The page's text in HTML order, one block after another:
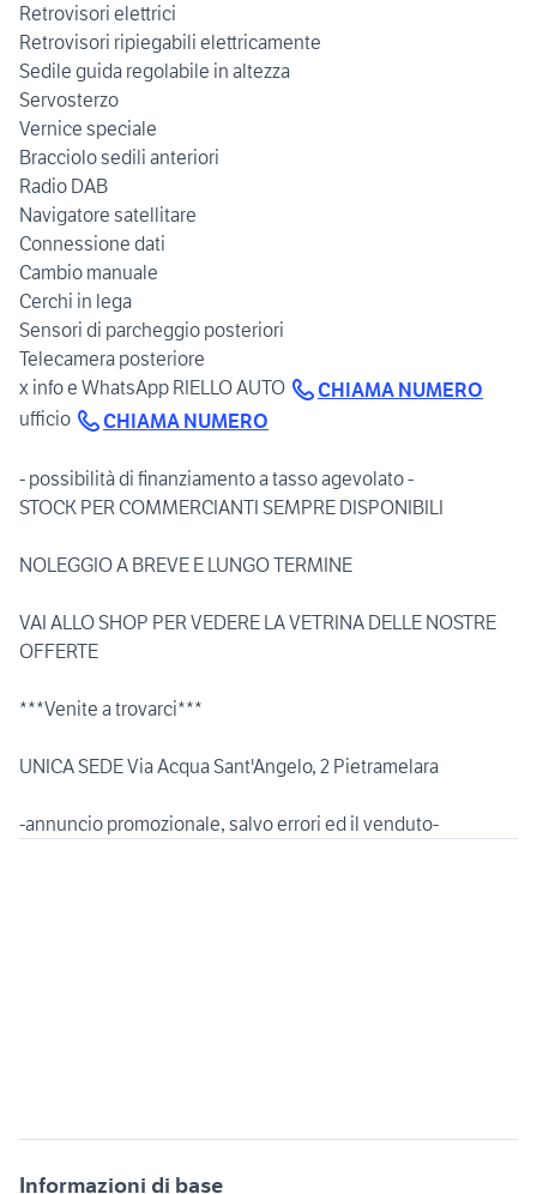
Retrovisori elettrici
Retrovisori ripiegabili elettricamente
Sedile guida regolabile in altezza
Servosterzo
Vernice speciale
Bracciolo sedili anteriori
Radio DAB
Navigatore satellitare
Connessione dati
Cambio manuale
Cerchi in lega
Sensori di parcheggio posteriori
Telecamera posteriore
x info e WhatsApp RIELLO AUTO
CHIAMA NUMERO
ufficio
CHIAMA NUMERO
- possibilità di finanziamento a tasso agevolato -
STOCK PER COMMERCIANTI SEMPRE DISPONIBILI
NOLEGGIO A BREVE E LUNGO TERMINE
VAI ALLO SHOP PER VEDERE LA VETRINA DELLE NOSTRE
OFFERTE
***Venite a trovarci***
UNICA SEDE Via Acqua Sant'Angelo, 2 Pietramelara
Informazioni di base